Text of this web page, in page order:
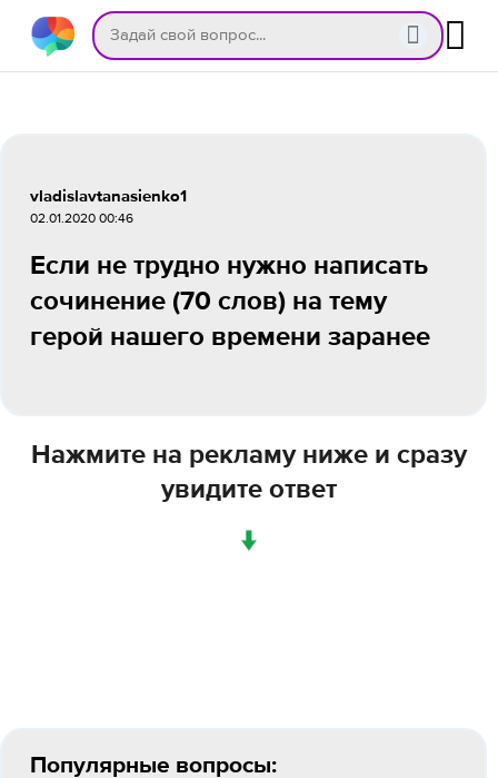
vladislavtanasienko1
02.01.2020 00:46
Если не трудно нужно написать
сочинение (70 слов) на тему
герой нашего времени заранее
Нажмите на рекламу ниже и сразу
увидите ответ
↓
Популярные вопросы: